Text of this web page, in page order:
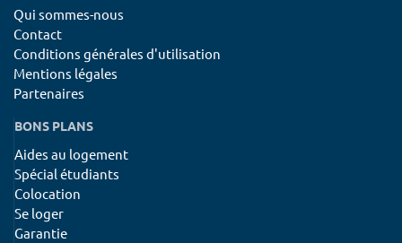
Qui sommes-nous
Contact
Conditions générales d'utilisation
Mentions légales
Partenaires
BONS PLANS
Aides au logement
Spécial étudiants
Colocation
Se loger
Garantie